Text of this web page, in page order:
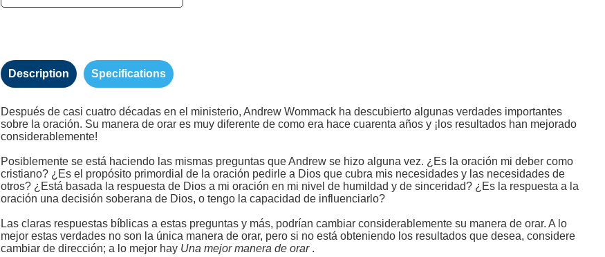
Description Specifications
Después de casi cuatro décadas en el ministerio, Andrew Wommack ha descubierto algunas verdades importantes
sobre la oración. Su manera de orar es muy diferente de como era hace cuarenta años y ¡los resultados han mejorado
considerablemente!
Posiblemente se está haciendo las mismas preguntas que Andrew se hizo alguna vez. ¿Es la oración mi deber como
cristiano? ¿Es el propósito primordial de la oración pedirle a Dios que cubra mis necesidades y las necesidades de
otros? ¿Está basada la respuesta de Dios a mi oración en mi nivel de humildad y de sinceridad? ¿Es la respuesta a la
oración una decisión soberana de Dios, o tengo la capacidad de influenciarlo?
Las claras respuestas bíblicas a estas preguntas y más, podrían cambiar considerablemente su manera de orar. A lo
mejor estas verdades no son la única manera de orar, pero si no está obteniendo los resultados que desea, considere
cambiar de dirección; a lo mejor hay Una mejor manera de orar .